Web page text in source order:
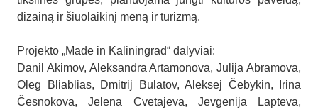
dizainą ir šiuolaikinį meną ir turizmą.
Projekto „Made in Kaliningrad“ dalyviai:
Danil Akimov, Aleksandra Artamonova, Julija Abramova,
Oleg Bliablias, Dmitrij Bulatov, Aleksej Čebykin, Irina
Česnokova, Jelena Cvetajeva, Jevgenija Lapteva,